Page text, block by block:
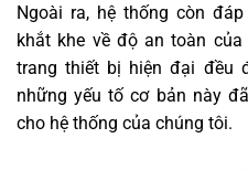
Ngoài ra, hệ thống còn
khắt khe về độ an toàn
trang thiết bị hiện đại đều
những yếu tố cơ bản này
cho hệ thống của chúng tôi.